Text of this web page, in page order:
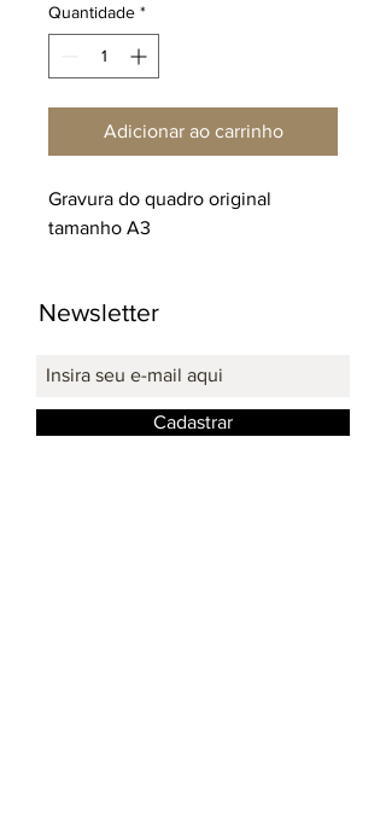
Quantidade *
Adicionar ao carrinho
Gravura do quadro original
tamanho A3
Newsletter
Cadastrar